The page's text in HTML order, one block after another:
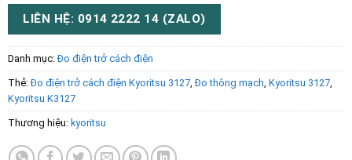
LIÊN HỆ: 0914 2222 14 (ZALO)
Danh mục:Đo điện trở cách điện
Thẻ:Đo điện trở cách điện Kyoritsu 3127,Đo thông mạch, Kyoritsu 3127,
Kyoritsu K3127
Thương hiệu: kyoritsu